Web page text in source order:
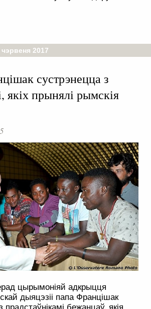
2017
сустрэнецца з
якіх прынялі рымскія
цырымоніяй адкрыцця
дыяцэзіі папа Францішак